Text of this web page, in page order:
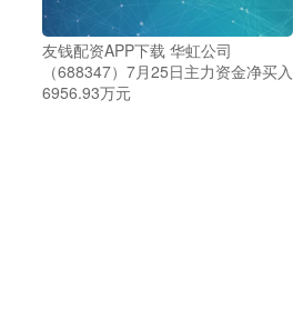
友钱配资APP下载 华虹公司
（688347）7月25日主力资金净买入
6956.93万元